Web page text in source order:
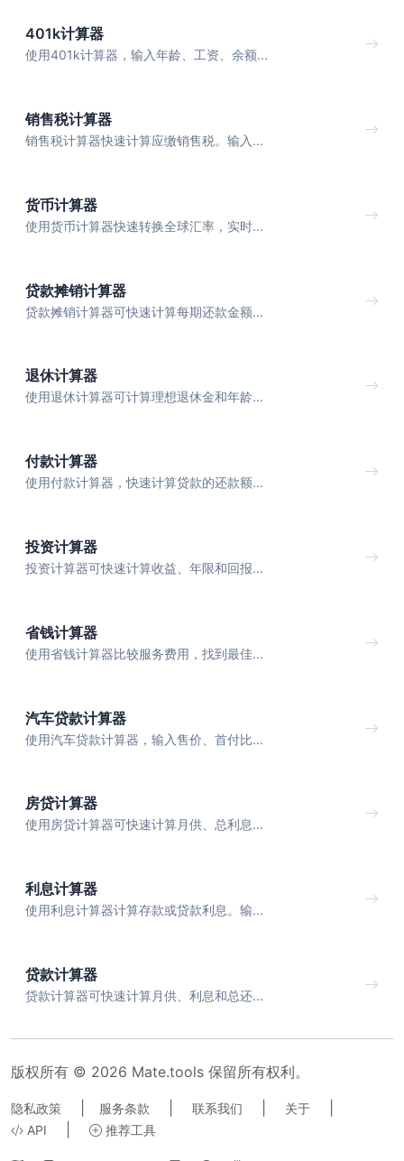
401k计算器
使用401k计算器，输入年龄、工资、余额...
销售税计算器
销售税计算器快速计算应缴销售税。输入...
货币计算器
使用货币计算器快速转换全球汇率，实时...
贷款摊销计算器
贷款摊销计算器可快速计算每期还款金额...
退休计算器
使用退休计算器可计算理想退休金和年龄...
付款计算器
使用付款计算器，快速计算贷款的还款额...
投资计算器
投资计算器可快速计算收益、年限和回报...
省钱计算器
使用省钱计算器比较服务费用，找到最佳...
汽车贷款计算器
使用汽车贷款计算器，输入售价、首付比...
房贷计算器
使用房贷计算器可快速计算月供、总利息...
利息计算器
使用利息计算器计算存款或贷款利息。输...
贷款计算器
贷款计算器可快速计算月供、利息和总还...
版权所有 © 2026 Mate.tools 保留所有权利。
隐私政策 服务条款 联系我们 关于
API 推荐工具